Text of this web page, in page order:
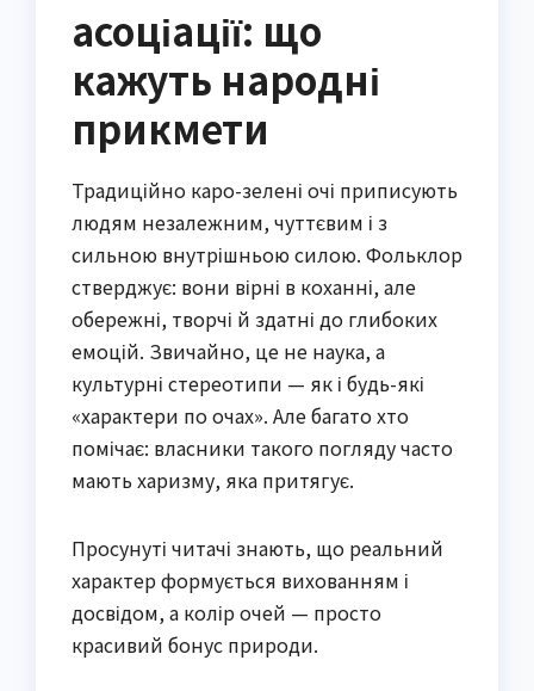
асоціації: що
кажуть народні
прикмети
Традиційно каро-зелені очі приписують
людям незалежним, чуттєвим і з
сильною внутрішньою силою. Фольклор
стверджує: вони вірні в коханні, але
обережні, творчі й здатні до глибоких
емоцій. Звичайно, це не наука, а
культурні стереотипи — як і будь-які
«характери по очах». Але багато хто
помічає: власники такого погляду часто
мають харизму, яка притягує.
Просунуті читачі знають, що реальний
характер формується вихованням і
досвідом, а колір очей — просто
красивий бонус природи.